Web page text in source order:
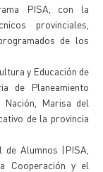
PISA, con la
provinciales,
de los
y Educación de
de Planeamiento
Marisa del
de la provincia
Alumnos (PISA,
Cooperación y el